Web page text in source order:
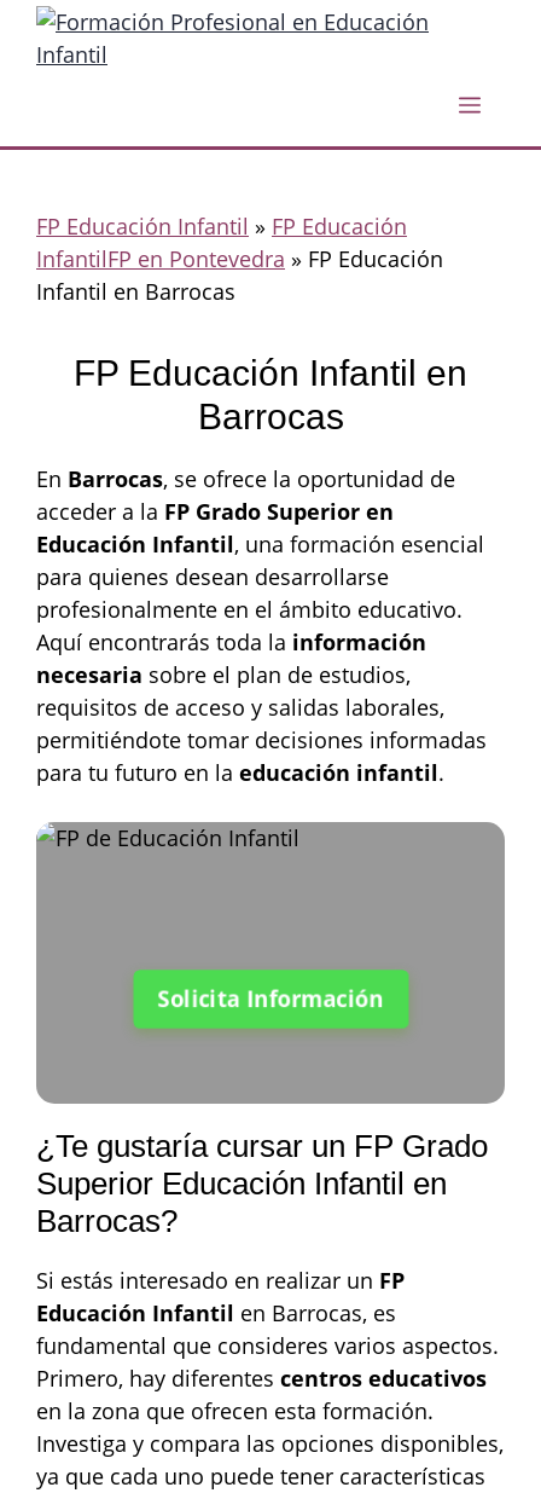
Saltar
Menú
FP Educación Infantil » FP Educación
InfantilFP en Pontevedra » FP Educación
Infantil en Barrocas
FP Educación Infantil en
Barrocas
En Barrocas, se ofrece la oportunidad de
acceder a la FP Grado Superior en
Educación Infantil, una formación esencial
para quienes desean desarrollarse
profesionalmente en el ámbito educativo.
Aquí encontrarás toda la información
necesaria sobre el plan de estudios,
requisitos de acceso y salidas laborales,
permitiéndote tomar decisiones informadas
para tu futuro en la educación infantil.
Solicita Información
¿Te gustaría cursar un FP Grado
Superior Educación Infantil en
Barrocas?
Si estás interesado en realizar un FP
Educación Infantil en Barrocas, es
fundamental que consideres varios aspectos.
Primero, hay diferentes centros educativos
en la zona que ofrecen esta formación.
Investiga y compara las opciones disponibles,
ya que cada uno puede tener características